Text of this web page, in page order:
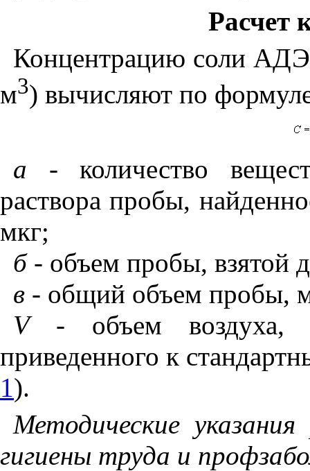
Расчет
Концентрацию соли
м3) вычисляют по
а -количество
раствора пробы,
мкг;
б - объем пробы, взятой
в- общий объем пробы,
V
- объем воздуха,
приведенного к
1).
Методические
гигиены труда и